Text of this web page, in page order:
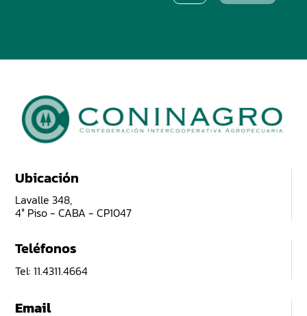
Ubicación
Lavalle 348,
4° Piso - CABA - CP1047
Teléfonos
Tel: 11.4311.4664
Email